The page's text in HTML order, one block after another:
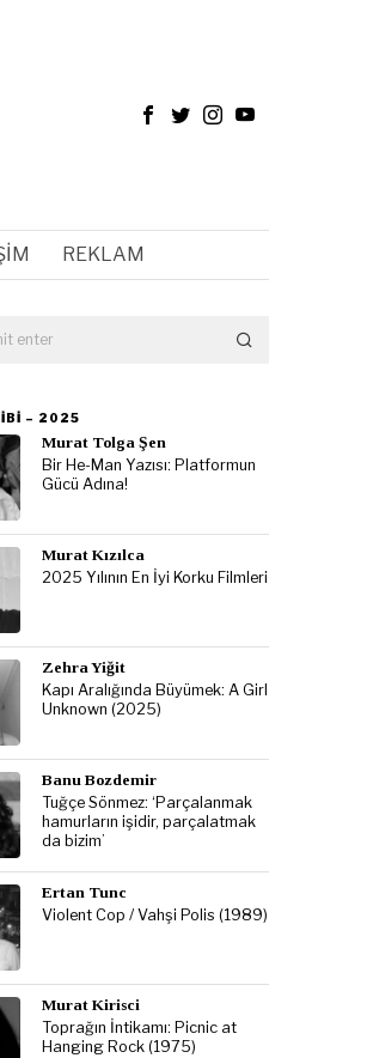
REKLAM
– 2025
Murat Tolga Şen
Bir He-Man Yazısı: Platformun
Gücü Adına!
Murat Kızılca
2025 Yılının En İyi Korku Filmleri
Zehra Yiğit
Kapı Aralığında Büyümek: A Girl
Unknown (2025)
Banu Bozdemir
Tuğçe Sönmez: ‘Parçalanmak
hamurların işidir, parçalatmak
da bizim’
Ertan Tunc
Violent Cop / Vahşi Polis (1989)
Murat Kirisci
Toprağın İntikamı: Picnic at
Hanging Rock (1975)